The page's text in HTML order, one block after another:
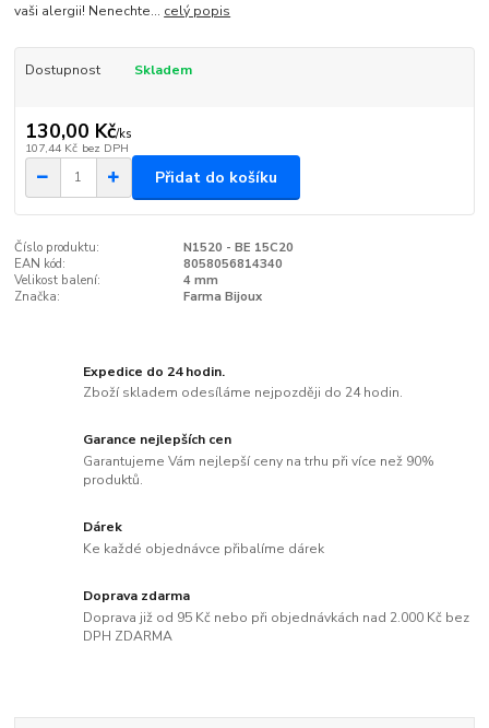
vaši alergii! Nenechte... celý popis
Dostupnost Skladem
130,00 Kč/ks
107,44 Kč bez DPH
Přidat do košíku
Číslo produktu:
N1520 - BE 15C20
EAN kód:
8058056814340
Velikost balení:
4 mm
Značka:
Farma Bijoux
Expedice do 24 hodin.
Zboží skladem odesíláme nejpozději do 24 hodin.
Garance nejlepších cen
Garantujeme Vám nejlepší ceny na trhu při více než 90%
produktů.
Dárek
Ke každé objednávce přibalíme dárek
Doprava zdarma
Doprava již od 95 Kč nebo při objednávkách nad 2.000 Kč bez
DPH ZDARMA